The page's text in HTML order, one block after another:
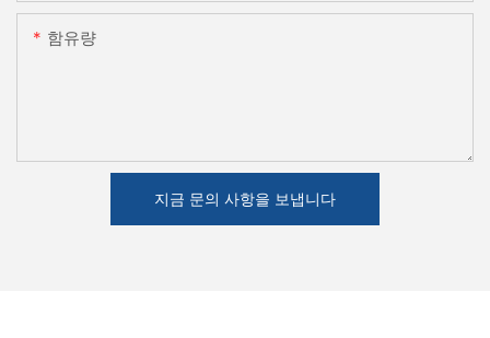
함유량
지금 문의 사항을 보냅니다